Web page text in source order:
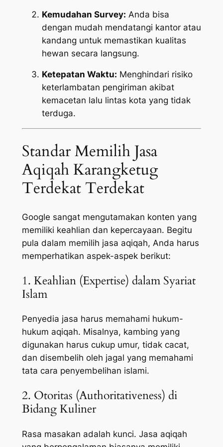
Kemudahan Survey: Anda bisa
dengan mudah mendatangi kantor atau
kandang untuk memastikan kualitas
hewan secara langsung.
Ketepatan Waktu: Menghindari risiko
keterlambatan pengiriman akibat
kemacetan lalu lintas kota yang tidak
terduga.
Standar Memilih Jasa
Aqiqah Karangketug
Terdekat Terdekat
Google sangat mengutamakan konten yang
memiliki keahlian dan kepercayaan. Begitu
pula dalam memilih jasa aqiqah, Anda harus
memperhatikan aspek-aspek berikut:
1. Keahlian (Expertise) dalam Syariat
Islam
Penyedia jasa harus memahami hukum-
hukum aqiqah. Misalnya, kambing yang
digunakan harus cukup umur, tidak cacat,
dan disembelih oleh jagal yang memahami
tata cara penyembelihan islami.
2. Otoritas (Authoritativeness) di
Bidang Kuliner
Rasa masakan adalah kunci. Jasa aqiqah